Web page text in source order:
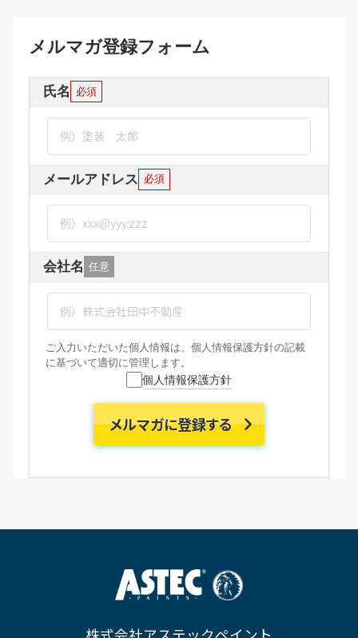
メルマガ登録フォーム
氏名 必須
メールアドレス 必須
会社名 任意
ご入力いただいた個人情報は、個人情報保護方針の記載
に基づいて適切に管理します。
個人情報保護方針